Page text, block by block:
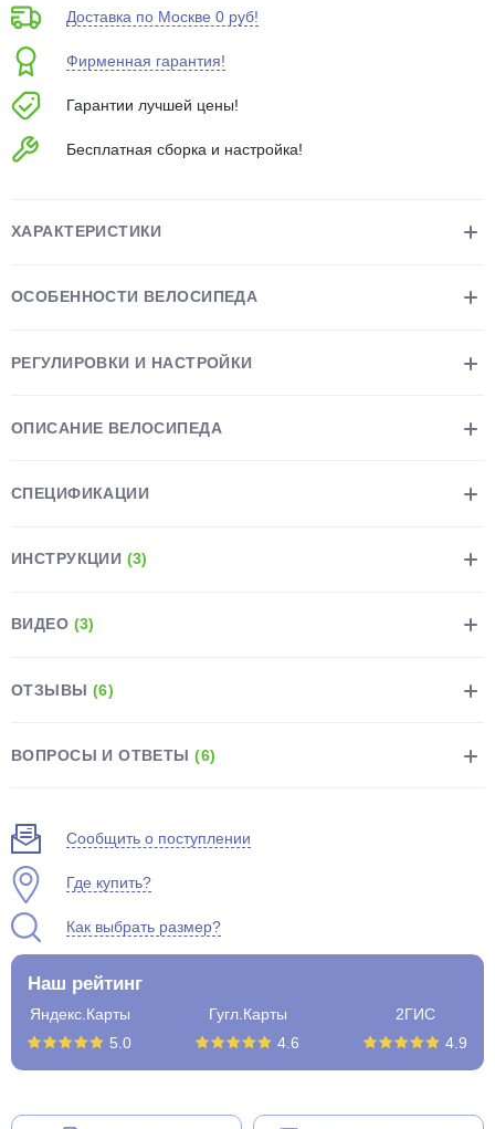
Доставка по Москве 0 руб!
Фирменная гарантия!
Гарантии лучшей цены!
Бесплатная сборка и настройка!
ХАРАКТЕРИСТИКИ
ОСОБЕННОСТИ ВЕЛОСИПЕДА
РЕГУЛИРОВКИ И НАСТРОЙКИ
ОПИСАНИЕ ВЕЛОСИПЕДА
СПЕЦИФИКАЦИИ
ИНСТРУКЦИИ (3)
ВИДЕО (3)
ОТЗЫВЫ (6)
ВОПРОСЫ И ОТВЕТЫ(6)
Сообщить о поступлении
Где купить?
Как выбрать размер?
Наш рейтинг
Яндекс.Карты
5.0
Гугл.Карты
4.6
2ГИС
4.9
недели